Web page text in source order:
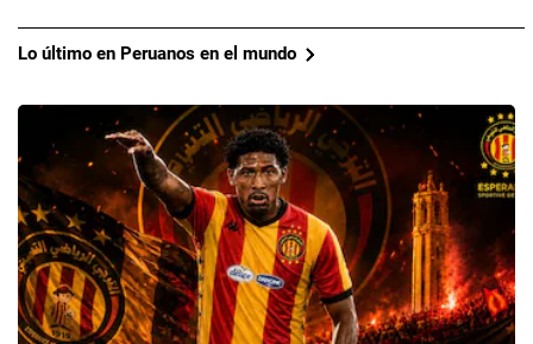
Lo último en Peruanos en el mundo